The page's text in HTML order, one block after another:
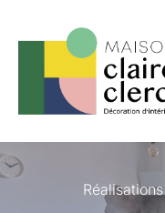
Réalisations